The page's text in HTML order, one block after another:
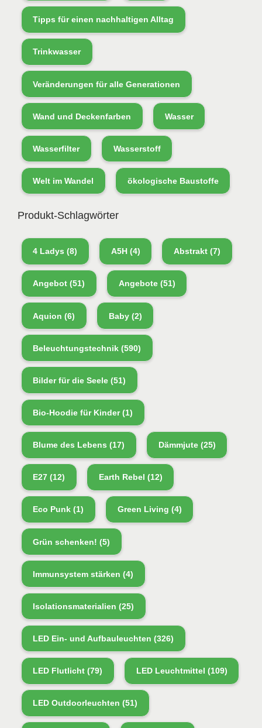
Tipps für einen nachhaltigen Alltag
Trinkwasser
Veränderungen für alle Generationen
Wand und Deckenfarben Wasser
Wasserfilter Wasserstoff
Welt im Wandel ökologische Baustoffe
Produkt-Schlagwörter
4 Ladys (8) A5H(4) Abstrakt(7)
Angebot (51) Angebote(51)
Aquion (6) Baby(2)
Beleuchtungstechnik (590)
Bilder für die Seele (51)
Bio-Hoodie für Kinder(1)
Blume des Lebens (17) Dämmjute(25)
E27 (12) Earth Rebel (12)
Eco Punk (1) Green Living (4)
Grün schenken! (5)
Immunsystem stärken (4)
Isolationsmaterialien (25)
LED Ein- und Aufbauleuchten (326)
LED Flutlicht (79) LED Leuchtmittel (109)
LED Outdoorleuchten (51)